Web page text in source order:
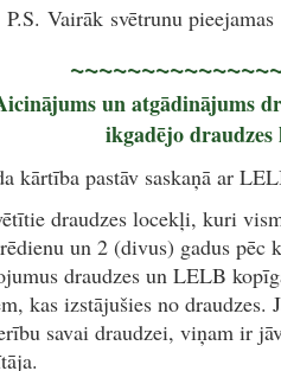
P.S. Vairāk svētrunu
un atgādinājums
ikgadējo draudzes
kārtība pastāv saskaņā ar
draudzes locekļi, kuri
un 2 (divus) gadus pēc
draudzes un LELB
kas izstājušies no draudzes.
savai draudzei, viņam ir